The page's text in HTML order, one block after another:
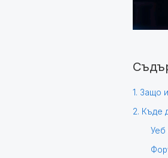
1. Защо
2. Къде
Уеб